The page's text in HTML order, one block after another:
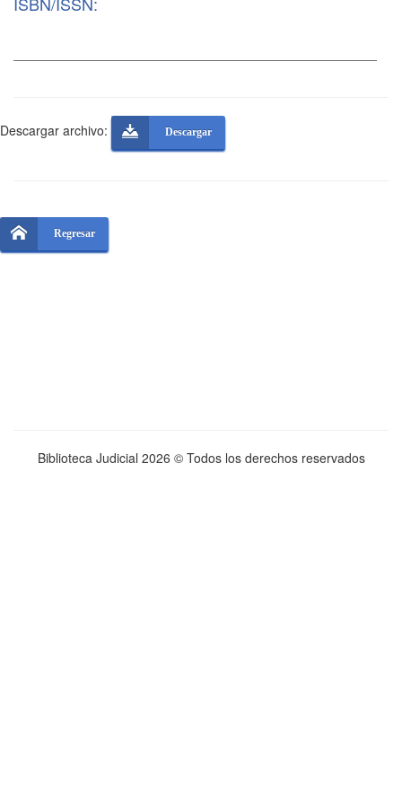
Descargar archivo: Descargar
Regresar
Biblioteca Judicial 2026 © Todos los derechos reservados